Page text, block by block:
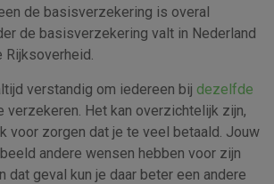
de basisverzekering is overal
de basisverzekering valt in Nederland
Rijksoverheid.
verstandig om iedereen bij dezelfde
verzekeren. Het kan overzichtelijk zijn,
voor zorgen dat je te veel betaald. Jouw
andere wensen hebben voor zijn
dat geval kun je daar beter een andere